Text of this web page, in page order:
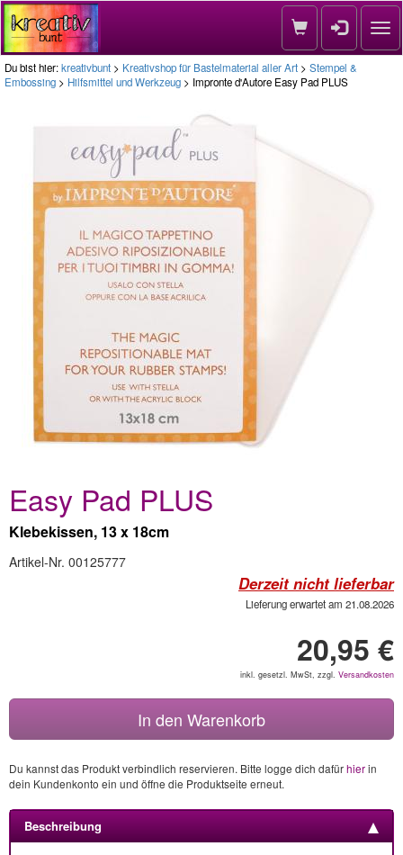
Du bist hier:kreativbunt > Kreativshop für Bastelmaterial aller Art > Stempel &
Embossing > Hilfsmittel und Werkzeug > Impronte d'Autore Easy Pad PLUS
Easy Pad PLUS
Klebekissen, 13 x 18cm
Artikel-Nr. 00125777
Derzeit nicht lieferbar
Lieferung erwartet am 21.08.2026
20,95 €
inkl. gesetzl. MwSt, zzgl. Versandkosten
In den Warenkorb
Du kannst das Produkt verbindlich reservieren. Bitte logge dich dafürhierin
dein Kundenkonto ein und öffne die Produktseite erneut.
Beschreibung